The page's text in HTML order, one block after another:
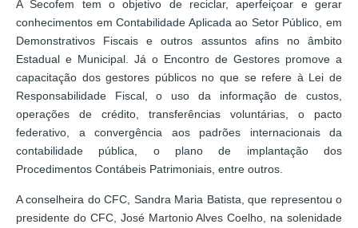
A Secofem tem o objetivo de reciclar, aperfeiçoar e gerar
conhecimentos em Contabilidade Aplicada ao Setor Público, em
Demonstrativos Fiscais e outros assuntos afins no âmbito
Estadual e Municipal. Já o Encontro de Gestores promove a
capacitação dos gestores públicos no que se refere à Lei de
Responsabilidade Fiscal, o uso da informação de custos,
operações de crédito, transferências voluntárias, o pacto
federativo, a convergência aos padrões internacionais da
contabilidade pública, o plano de implantação dos
Procedimentos Contábeis Patrimoniais, entre outros.
A conselheira do CFC, Sandra Maria Batista, que representou o
presidente do CFC, José Martonio Alves Coelho, na solenidade